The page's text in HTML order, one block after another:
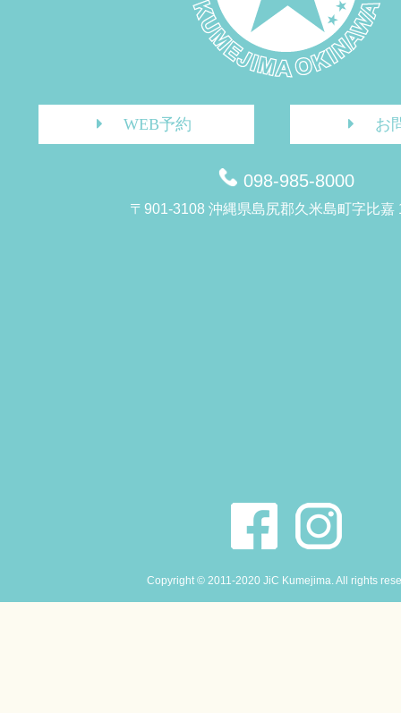
WEB予約 お
098-985-8000
〒901-3108 沖縄県島尻郡久米島町字比嘉
Copyright © 2011-2020 JiC Kumejima. All rights